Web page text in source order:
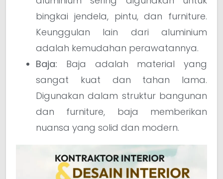
bingkai jendela, pintu, dan furniture.
Keunggulan lain dari aluminium
adalah kemudahan perawatannya.
Baja: Baja adalah material yang
sangat kuat dan tahan lama.
Digunakan dalam struktur bangunan
dan furniture, baja memberikan
nuansa yang solid dan modern.